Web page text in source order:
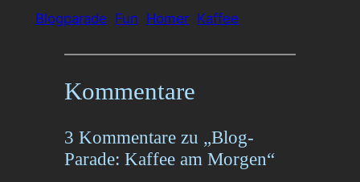
Blogparade Fun Homer Kaffee
Kommentare
3 Kommentare zu „Blog-
Parade: Kaffee am Morgen“